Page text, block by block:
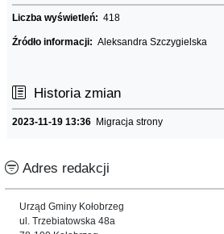
Liczba wyświetleń: 418
Źródło informacji: Aleksandra Szczygielska
Historia zmian
2023-11-19 13:36 Migracja strony
Adres redakcji
Urząd Gminy Kołobrzeg
ul. Trzebiatowska 48a